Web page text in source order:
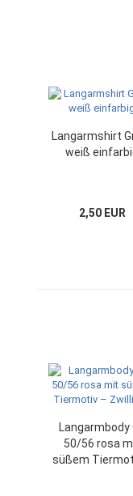
Langarmshirt
weiß
2,50 EUR
Langarmbody
50/56 rosa
süßem